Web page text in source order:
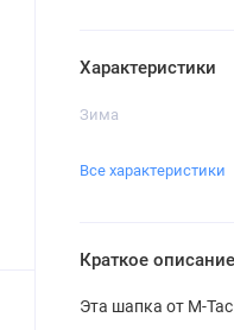
Характеристики
Зима
Все характеристики
Краткое описание
Эта шапка от M-